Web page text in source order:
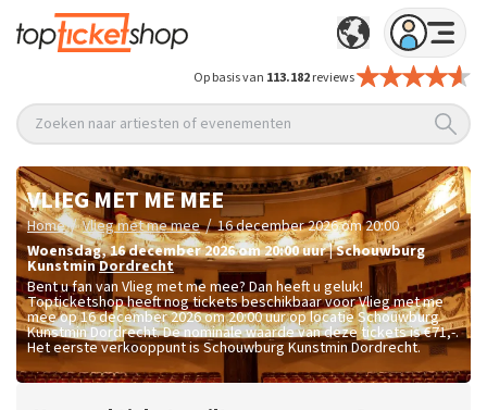
Op basis van 113.182reviews
Zoeken naar artiesten of evenementen
VLIEG MET ME MEE
Home / Vlieg met me mee / 16 december 2026 om 20:00
woensdag,16 december 2026 om 20:00uur|Schouwburg
KunstminDordrecht
Bent u fan van Vlieg met me mee? Dan heeft u geluk!
Topticketshop heeft nog tickets beschikbaar voor Vlieg met me
mee op 16 december 2026 om 20:00 uur op locatie Schouwburg
Kunstmin Dordrecht. De nominale waarde van deze tickets is€71,-.
Het eerste verkooppunt is Schouwburg Kunstmin Dordrecht.